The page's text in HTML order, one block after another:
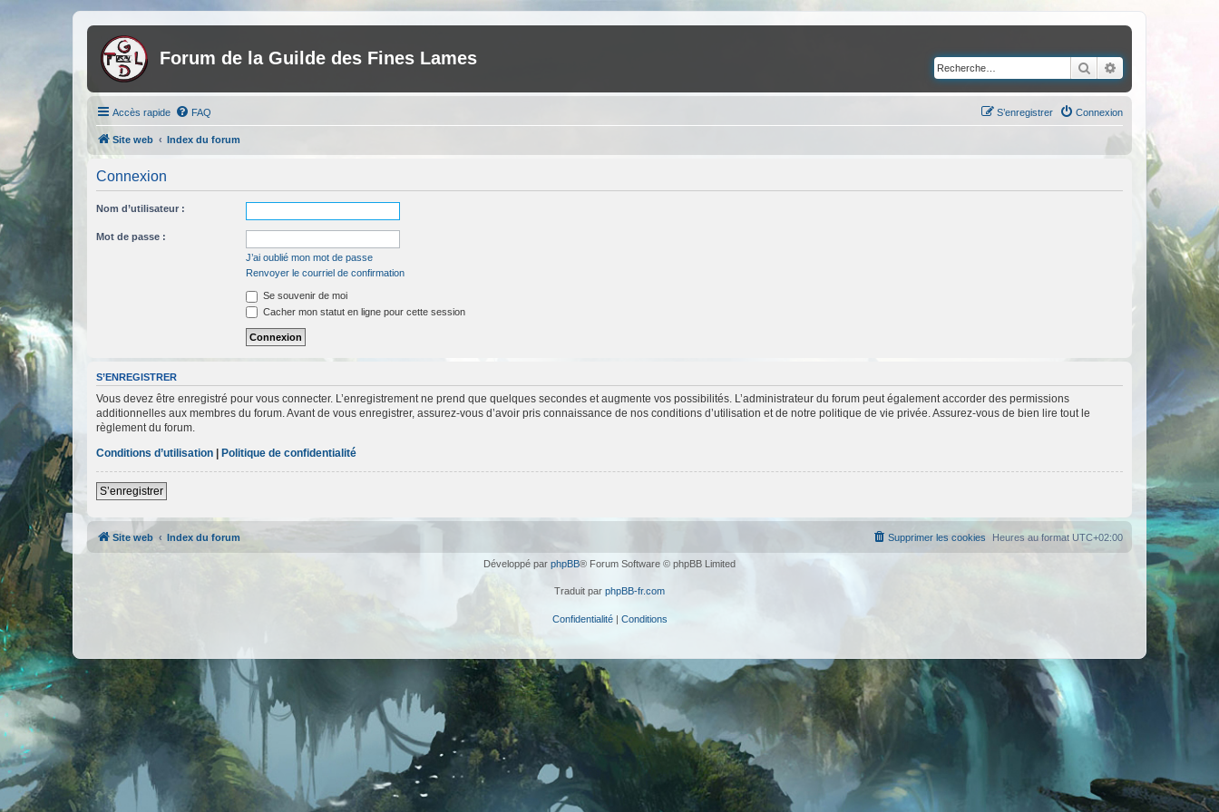
Forum de la Guilde des Fines Lames Rechercher
Accès rapide FAQ Connexion
S’enregistrer
Site web Index du forum
Connexion
Nom d’utilisateur :
Mot de passe :
J’ai oublié mon mot de passe
Renvoyer le courriel de confirmation
Se souvenir de moi
Cacher mon statut en ligne pour cette session
S’ENREGISTRER
Vous devez être enregistré pour vous connecter. L’enregistrement ne prend que quelques secondes et augmente vos possibilités. L’administrateur du forum peut également accorder des permissions
additionnelles aux membres du forum. Avant de vous enregistrer, assurez-vous d’avoir pris connaissance de nos conditions d’utilisation et de notre politique de vie privée. Assurez-vous de bien lire tout le
règlement du forum.
Conditions d’utilisation | Politique de confidentialité
S’enregistrer
Site web Index du forum Heures au format UTC+02:00
Supprimer les cookies
Développé par phpBB® Forum Software © phpBB Limited
Traduit par phpBB-fr.com
Confidentialité| Conditions